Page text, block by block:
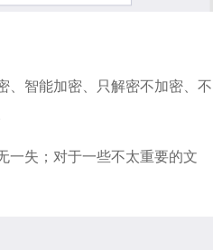
、智能加密、只解密不加密、不
一失；对于一些不太重要的文